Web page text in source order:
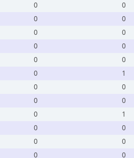
0 0
0 0
0 0
0 0
0 0
0 1
0 0
0 0
0 1
0 0
0 0
0 0